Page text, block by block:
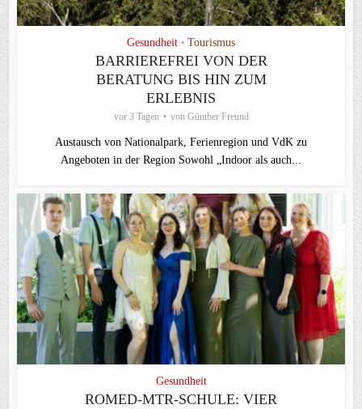
Gesundheit • Tourismus
BARRIEREFREI VON DER
BERATUNG BIS HIN ZUM
ERLEBNIS
vor 3 Tagen von Günther Freund
Austausch von Nationalpark, Ferienregion und VdK zu
Angeboten in der Region Sowohl „Indoor als auch...
Gesundheit
ROMED-MTR-SCHULE: VIER